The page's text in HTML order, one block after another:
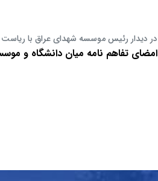
در دیدار رئیس موسسه شهدای عراق با ریاست
امضای تفاهم نامه میان دانشگاه و